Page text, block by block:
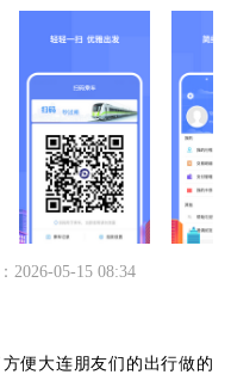
2026-05-15 08:34
便大连朋友们的出行做的